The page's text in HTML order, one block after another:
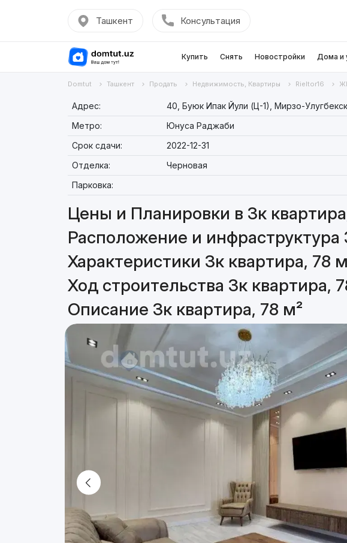
Ташкент Консультация
Купить Снять Новостройки Дома и
Domtut Ташкент Продать Недвижимость, Квартиры Rieltor16
Адрес:
40, Буюк Ипак Йули (Ц-1), Мирзо-
Метро:
Юнуса Раджаби
Срок сдачи:
2022-12-31
Отделка:
Черновая
Парковка:
Цены и Планировки в 3к
Расположение и инфраструктура
Характеристики 3к квартира, 78
Ход строительства 3к квартира,
Описание 3к квартира, 78 м²